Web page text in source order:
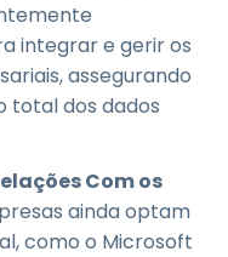
integrar e gerir os
assegurando
total dos dados
Com os
ainda optam
como o Microsoft